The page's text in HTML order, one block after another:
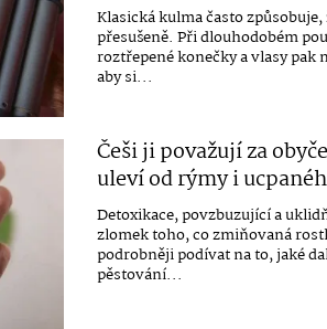
Klasická kulma často způsobuje,
přesušeně. Při dlouhodobém
roztřepené konečky a vlasy pak
aby si...
Češi ji považují za
uleví od rýmy i
Detoxikace, povzbuzující a
zlomek toho, co zmiňovaná
podrobněji podívat na to, jaké
pěstování...